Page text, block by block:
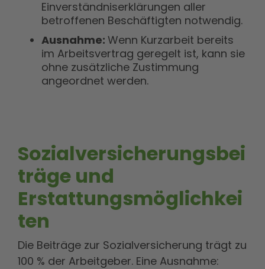
Einverständniserklärungen aller
betroffenen Beschäftigten notwendig.
Ausnahme: Wenn Kurzarbeit bereits
im Arbeitsvertrag geregelt ist, kann sie
ohne zusätzliche Zustimmung
angeordnet werden.
Sozialversicherungsbei
träge und
Erstattungsmöglichkei
ten
Die Beiträge zur Sozialversicherung trägt zu
100 % der Arbeitgeber. Eine Ausnahme: